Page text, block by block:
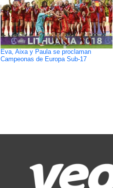
Eva, Aixa y Paula se proclaman
Campeonas de Europa Sub-17